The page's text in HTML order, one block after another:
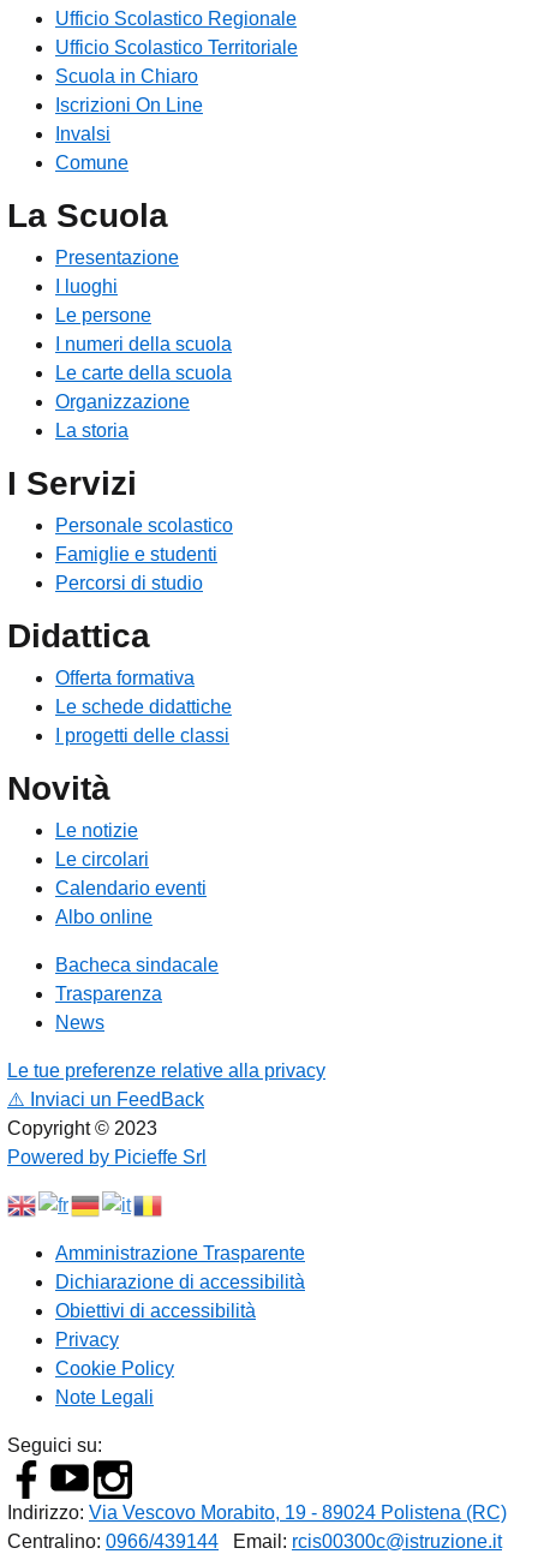
Ufficio Scolastico Regionale
Ufficio Scolastico Territoriale
Scuola in Chiaro
Iscrizioni On Line
Invalsi
Comune
La Scuola
Presentazione
I luoghi
Le persone
I numeri della scuola
Le carte della scuola
Organizzazione
La storia
I Servizi
Personale scolastico
Famiglie e studenti
Percorsi di studio
Didattica
Offerta formativa
Le schede didattiche
I progetti delle classi
Novità
Le notizie
Le circolari
Calendario eventi
Albo online
Bacheca sindacale
Trasparenza
News
Le tue preferenze relative alla privacy
⚠️ Inviaci un FeedBack
Copyright © 2023
Powered by Picieffe Srl
Amministrazione Trasparente
Dichiarazione di accessibilità
Obiettivi di accessibilità
Privacy
Cookie Policy
Note Legali
Seguici su:
Indirizzo: Via Vescovo Morabito, 19 - 89024 Polistena (RC)
Centralino: 0966/439144 Email: rcis00300c@istruzione.it